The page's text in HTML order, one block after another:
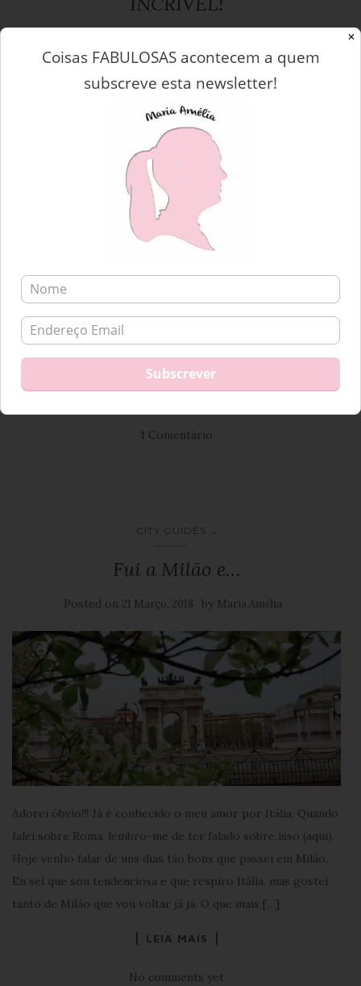
Foi no início de Maio que partilhei convosco a grande
meu novo blog de viagens! Chama-se Até Já e está à vossa
espera aqui: Até Já! No entanto, irei partilhar também aqui o
que tenho conhecido no mundo. E é por isso que hoje venho
falar da […]
LEIA MAIS
1 Comentário
CITY GUIDES
Fui a Milão e…
Posted on 21 Março, 2018 by Maria Amélia
Adorei óbvio!!! Já é conhecido o meu amor por Itália. Quando
falei sobre Roma, lembro-me de ter falado sobre isso (aqui).
Hoje venho falar de uns dias tão bons que passei em Milão.
Eu sei que sou tendenciosa e que respiro Itália, mas gostei
tanto de Milão que vou voltar já já. O que mais […]
LEIA MAIS
No comments yet
✕
Coisas FABULOSAS acontecem a quem
subscreve esta newsletter!